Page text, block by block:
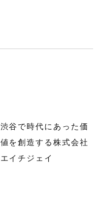
渋谷で時代にあった価
値を創造する株式会社
エイチジェイ